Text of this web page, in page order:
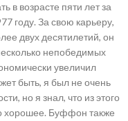
в возрасте пяти лет за
году. За свою карьеру,
двух десятилетий, он
непобедимых
увеличил
быть, я был не очень
но я знал, что из этого
хорошее. Буффон также